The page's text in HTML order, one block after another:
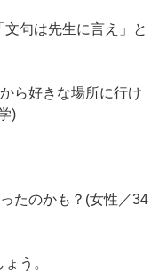
句は先生に言え」と
ら好きな場所に行け
)
たのかも？(女性／34
う。